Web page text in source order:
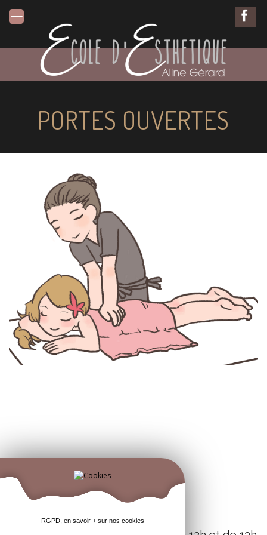
PORTES OUVERTES
LES PROCHAINES PORTES
OUVERTES AURONT LIEU :
RGPD, en savoir + sur nos cookies